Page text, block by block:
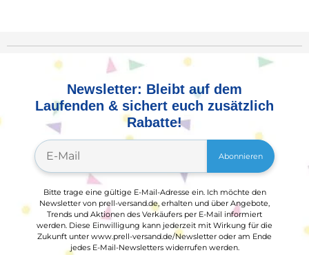
Newsletter: Bleibt auf dem
Laufenden & sichert euch zusätzlich
Rabatte!
Abonnieren
Bitte trage eine gültige E-Mail-Adresse ein. Ich möchte den
Newsletter von prell-versand.de, erhalten und über Angebote,
Trends und Aktionen des Verkäufers per E-Mail informiert
werden. Diese Einwilligung kann jederzeit mit Wirkung für die
Zukunft unter www.prell-versand.de/Newsletter oder am Ende
jedes E-Mail-Newsletters widerrufen werden.